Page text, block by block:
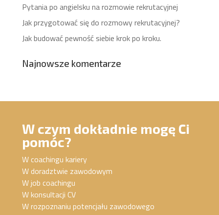
Pytania po angielsku na rozmowie rekrutacyjnej
Jak przygotować się do rozmowy rekrutacyjnej?
Jak budować pewność siebie krok po kroku.
Najnowsze komentarze
W czym dokładnie mogę Ci
pomóc?
W coachingu kariery
W doradztwie zawodowym
W job coachingu
W konsultacji CV
W rozpoznaniu potencjału zawodowego